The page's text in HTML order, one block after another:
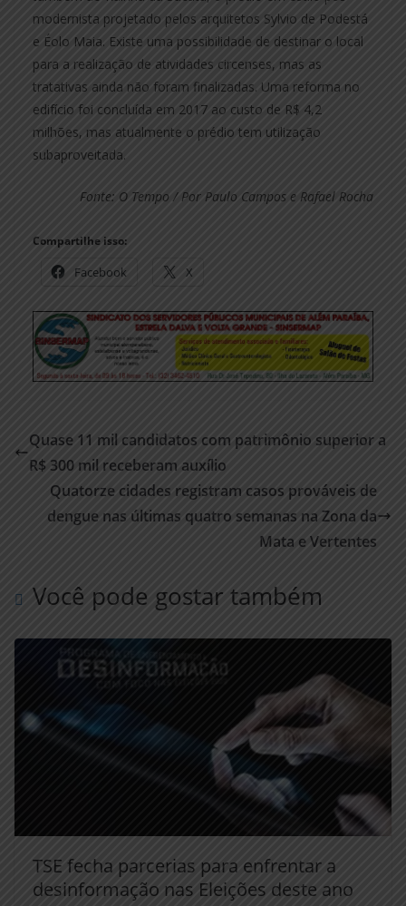
modernista projetado pelos arquitetos Sylvio de Podestá
e Éolo Maia. Existe uma possibilidade de destinar o local
para a realização de atividades circenses, mas as
tratativas ainda não foram finalizadas. Uma reforma no
edifício foi concluída em 2017 ao custo de R$ 4,2
milhões, mas atualmente o prédio tem utilização
subaproveitada.
Fonte: O Tempo / Por Paulo Campos e Rafael Rocha
Compartilhe isso:
Facebook X
Quase 11 mil candidatos com patrimônio superior a
R$ 300 mil receberam auxílio
Quatorze cidades registram casos prováveis de
dengue nas últimas quatro semanas na Zona da
Mata e Vertentes
Você pode gostar também
TSE fecha parcerias para enfrentar a
desinformação nas Eleições deste ano